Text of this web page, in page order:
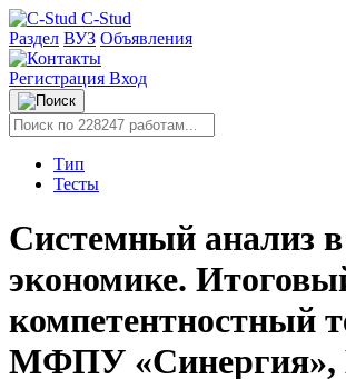
C-Stud
Раздел ВУЗ Объявления
Регистрация Вход
Тип
Тесты
Системный анализ в
экономике.
компетентностный
МФПУ